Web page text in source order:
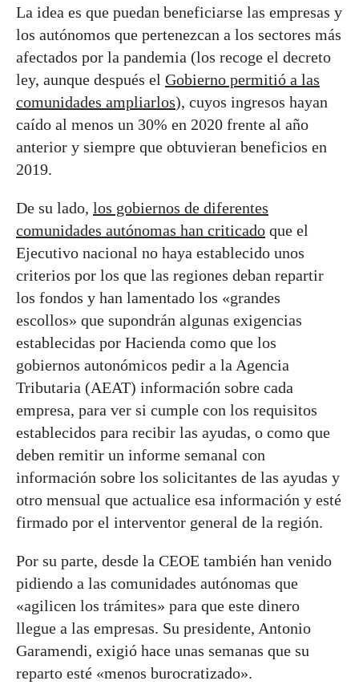
La idea es que puedan beneficiarse las empresas y
los autónomos que pertenezcan a los sectores más
afectados por la pandemia (los recoge el decreto
ley, aunque después el Gobierno permitió a las
comunidades ampliarlos), cuyos ingresos hayan
caído al menos un 30% en 2020 frente al año
anterior y siempre que obtuvieran beneficios en
2019.
De su lado, los gobiernos de diferentes
comunidades autónomas han criticado que el
Ejecutivo nacional no haya establecido unos
criterios por los que las regiones deban repartir
los fondos y han lamentado los «grandes
escollos» que supondrán algunas exigencias
establecidas por Hacienda como que los
gobiernos autonómicos pedir a la Agencia
Tributaria (AEAT) información sobre cada
empresa, para ver si cumple con los requisitos
establecidos para recibir las ayudas, o como que
deben remitir un informe semanal con
información sobre los solicitantes de las ayudas y
otro mensual que actualice esa información y esté
firmado por el interventor general de la región.
Por su parte, desde la CEOE también han venido
pidiendo a las comunidades autónomas que
«agilicen los trámites» para que este dinero
llegue a las empresas. Su presidente, Antonio
Garamendi, exigió hace unas semanas que su
reparto esté «menos burocratizado».